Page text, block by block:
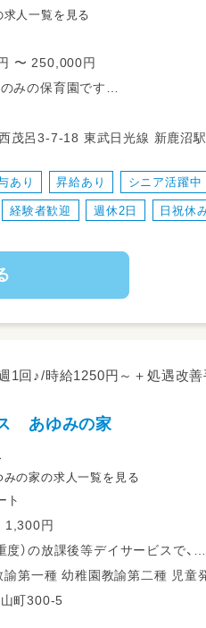
人一覧を見る
〜 250,000円
みの保育園です
お願いします♪
栃木県鹿沼市西茂呂3-7-18 東武
あり 昇給あり シニア活躍中
経験者歓迎 週休2日 日祝休
1回♪/時給1250円～＋処遇改
あゆみの家
の家の求人一覧を見る
ト
1,300円
度）の放課後等デイサービスで、
をサポートしていただくお仕事
町300-5